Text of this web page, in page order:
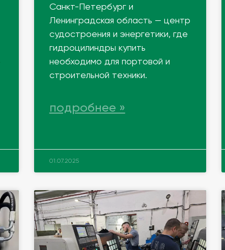
Санкт-Петербург и
Ленинградская область — центр
судостроения и энергетики, где
гидроцилиндры купить
необходимо для портовой и
строительной техники.
подробнее »
01.07.2025